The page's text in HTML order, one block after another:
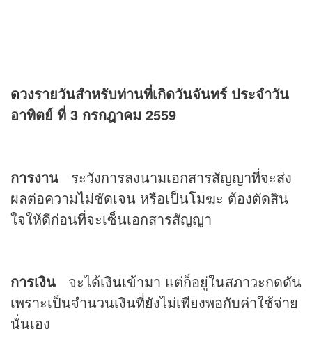
ดวงรายวันสำหรับท่านที่เกิดวันจันทร์ ประจำวัน
อาทิตย์ ที่ 3 กรกฎาคม 2559
การงาน ระวังการลงนามเอกสารสัญญาที่จะส่ง
ผลต่อความไม่ชัดเจน หรือเป็นโมฆะ ต้องตัดสิน
ใจให้ดีก่อนที่จะเซ็นเอกสารสัญญา
การเงิน จะได้เงินเข้ามา แต่ก็อยู่ในสภาวะกดดัน
เพราะเป็นจำนวนเงินที่ยังไม่เพียงพอกับค่าใช้จ่าย
นั่นเอง